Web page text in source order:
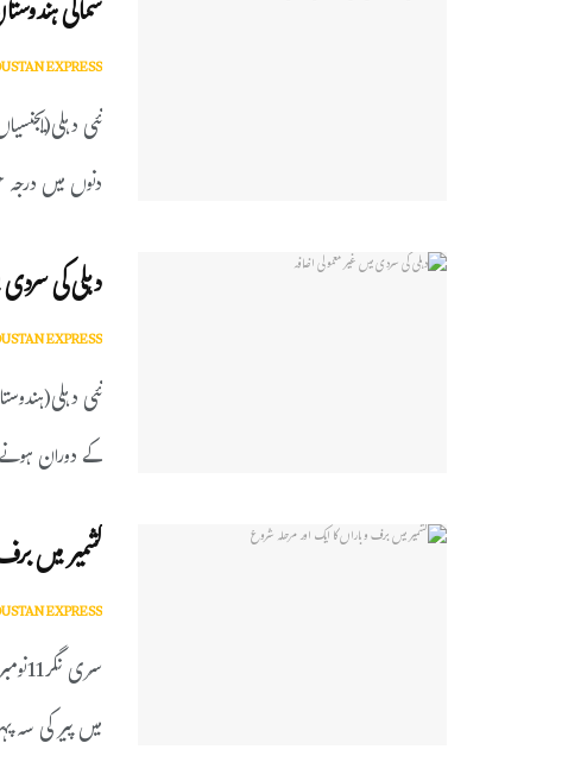
شمالی
EXPRESS
نئی
دنوں میں درجہ
دہلی کی
EXPRESS
کے دوران
کشمیر میں
EXPRESS
میں پیر کی سہ